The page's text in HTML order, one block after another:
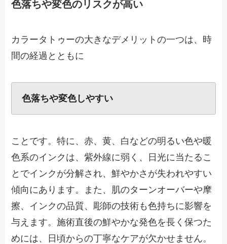
色落ちや変色のリスクが高い
カラータトゥーの大きなデメリットの一つは、時
間の経過とともに
色落ちや変色しやすい
ことです。特に、赤、黄、白などの明るい色や暖
色系のインクは、紫外線に弱く、日光に当たるこ
とでインクが分解され、鮮やかさが失われやすい
傾向にあります。また、肌のターンオーバーや摩
擦、インクの品質、彫師の技術も色持ちに影響を
与えます。施術直後の鮮やかな発色を長く保つた
めには、日頃からの丁寧なケアが欠かせません。